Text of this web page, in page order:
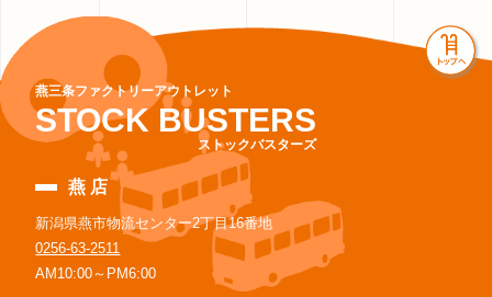
燕三条ファクトリーアウトレット
STOCK BUSTERS
ストックバスターズ
燕 店
新潟県燕市物流センター2丁目16番地
0256-63-2511
AM10:00～PM6:00